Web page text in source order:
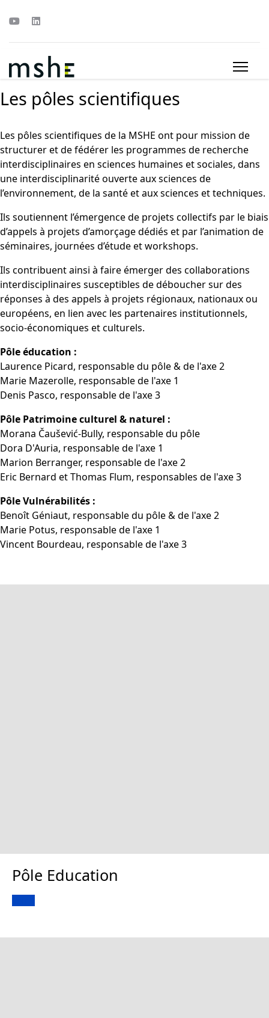
Les pôles scientifiques
Les pôles scientifiques de la MSHE ont pour mission de
structurer et de fédérer les programmes de recherche
interdisciplinaires en sciences humaines et sociales, dans
une interdisciplinarité ouverte aux sciences de
l’environnement, de la santé et aux sciences et techniques.
Ils soutiennent l’émergence de projets collectifs par le biais
d’appels à projets d’amorçage dédiés et par l’animation de
séminaires, journées d’étude et workshops.
Ils contribuent ainsi à faire émerger des collaborations
interdisciplinaires susceptibles de déboucher sur des
réponses à des appels à projets régionaux, nationaux ou
européens, en lien avec les partenaires institutionnels,
socio-économiques et culturels.
Pôle éducation :
Laurence Picard, responsable du pôle & de l'axe 2
Marie Mazerolle, responsable de l'axe 1
Denis Pasco, responsable de l'axe 3
Pôle Patrimoine culturel & naturel :
Morana Čaušević-Bully, responsable du pôle
Dora D'Auria, responsable de l'axe 1
Marion Berranger, responsable de l'axe 2
Eric Bernard et Thomas Flum, responsables de l'axe 3
Pôle Vulnérabilités :
Benoît Géniaut, responsable du pôle & de l'axe 2
Marie Potus, responsable de l'axe 1
Vincent Bourdeau, responsable de l'axe 3
Pôle Education